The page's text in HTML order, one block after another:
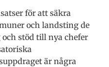
för att säkra
och landsting de
stöd till nya chefer
är några